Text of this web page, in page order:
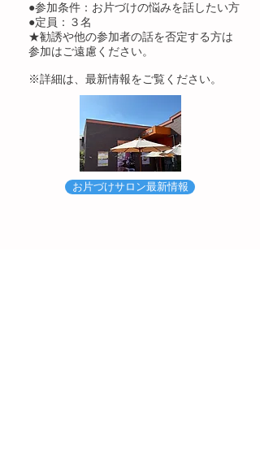
●参加条件：お片づけの悩みを話したい方
●定員：３名
​★勧誘や他の参加者の話を否定する方は
参加はご遠慮ください。
※詳細は、最新情報をご覧ください。
お片づけサロン最新情報